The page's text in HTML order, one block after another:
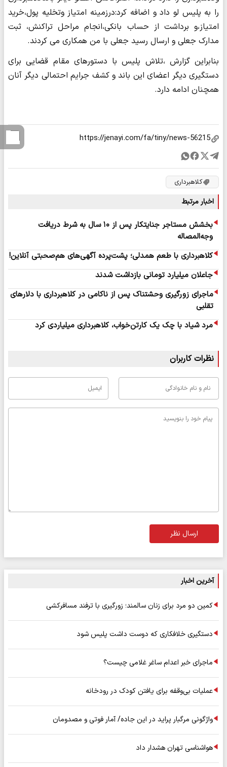
را به پلیس لو داد و اضافه کرد:درزمینه امتیاز وتخلیه پول،خرید
امتیاز،و برداشت از حساب بانکی،انجام مراحل تراکنش، ثبت
مدارک جعلی و ارسال رسید جعلی با من همکاری می کردند.
بنابراین گزارش ،تلاش پلیس با دستورهای مقام قضایی برای
دستگیری دیگر اعضای این باند و کشف جرایم احتمالی دیگر آنان
همچنان ادامه دارد.
کلاهبرداری
اخبار مرتبط
بخشش مستاجر جنایتکار پس از ۱۰ سال به شرط دریافت
وجه‌المصاله
کلاهبرداری با طعم همدلی؛ پشت‌پرده آگهی‌های هم‌صحبتی آنلاین!
جاعلان میلیارد تومانی بازداشت شدند
ماجرای زورگیری وحشتناک پس از ناکامی در کلاهبرداری با دلارهای
تقلبی
مرد شیاد با چک یک کارتن‌خواب، کلاهبرداری میلیاردی کرد
نظرات کاربران
ارسال نظر
آخرین اخبار
کمین دو مرد برای زنان سالمند؛ زورگیری با ترفند مسافرکشی
دستگیری خلافکاری که دوست داشت پلیس شود
ماجرای خبر اعدام ساغر غلامی چیست؟
عملیات بی‌وقفه برای یافتن کودک در رودخانه
واژگونی مرگبار پراید در این جاده/ آمار فوتی و مصدومان
هواشناسی تهران هشدار داد